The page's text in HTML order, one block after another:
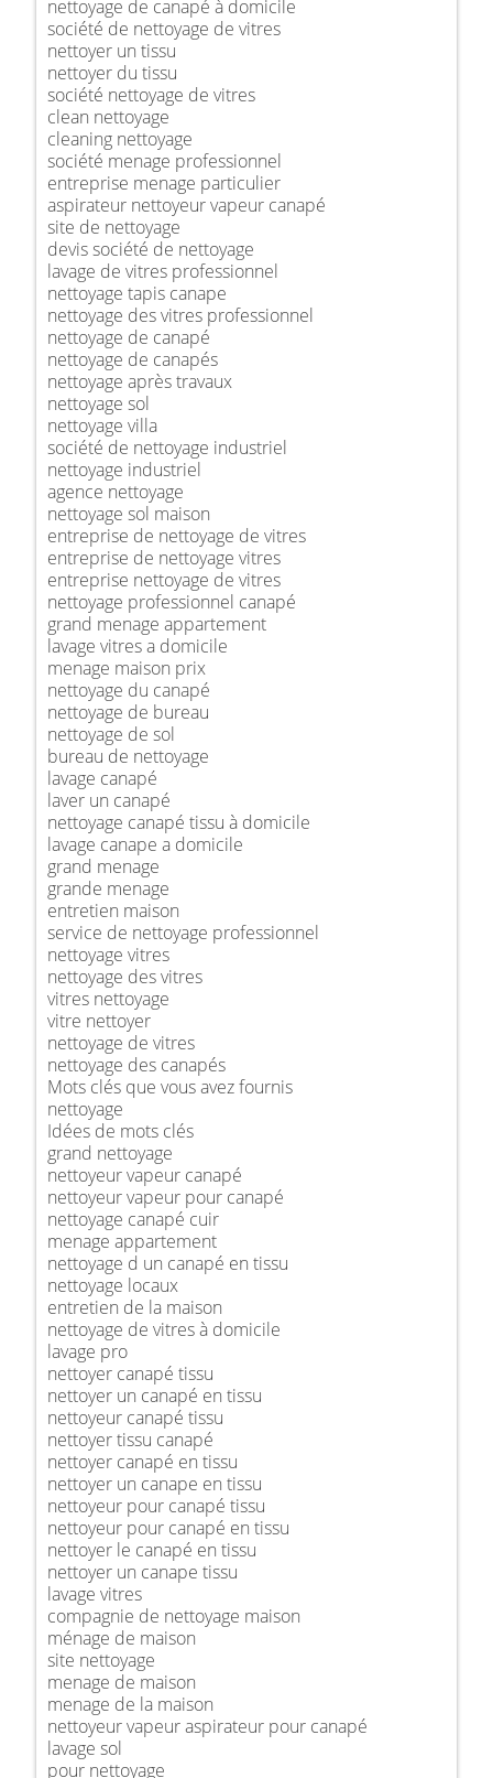
nettoyage de canapé à domicile
société de nettoyage de vitres
nettoyer un tissu
nettoyer du tissu
société nettoyage de vitres
clean nettoyage
cleaning nettoyage
société menage professionnel
entreprise menage particulier
aspirateur nettoyeur vapeur canapé
site de nettoyage
devis société de nettoyage
lavage de vitres professionnel
nettoyage tapis canape
nettoyage des vitres professionnel
nettoyage de canapé
nettoyage de canapés
nettoyage après travaux
nettoyage sol
nettoyage villa
société de nettoyage industriel
nettoyage industriel
agence nettoyage
nettoyage sol maison
entreprise de nettoyage de vitres
entreprise de nettoyage vitres
entreprise nettoyage de vitres
nettoyage professionnel canapé
grand menage appartement
lavage vitres a domicile
menage maison prix
nettoyage du canapé
nettoyage de bureau
nettoyage de sol
bureau de nettoyage
lavage canapé
laver un canapé
nettoyage canapé tissu à domicile
lavage canape a domicile
grand menage
grande menage
entretien maison
service de nettoyage professionnel
nettoyage vitres
nettoyage des vitres
vitres nettoyage
vitre nettoyer
nettoyage de vitres
nettoyage des canapés
Mots clés que vous avez fournis
nettoyage
Idées de mots clés
grand nettoyage
nettoyeur vapeur canapé
nettoyeur vapeur pour canapé
nettoyage canapé cuir
menage appartement
nettoyage d un canapé en tissu
nettoyage locaux
entretien de la maison
nettoyage de vitres à domicile
lavage pro
nettoyer canapé tissu
nettoyer un canapé en tissu
nettoyeur canapé tissu
nettoyer tissu canapé
nettoyer canapé en tissu
nettoyer un canape en tissu
nettoyeur pour canapé tissu
nettoyeur pour canapé en tissu
nettoyer le canapé en tissu
nettoyer un canape tissu
lavage vitres
compagnie de nettoyage maison
ménage de maison
site nettoyage
menage de maison
menage de la maison
nettoyeur vapeur aspirateur pour canapé
lavage sol
pour nettoyage